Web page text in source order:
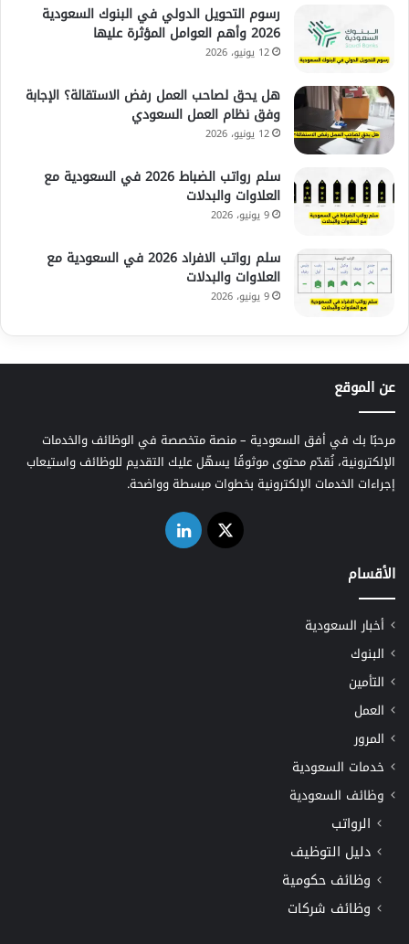
رسوم التحويل الدولي في البنوك السعودية
2026 وأهم العوامل المؤثرة عليها
12 يونيو، 2026
هل يحق لصاحب العمل رفض الاستقالة؟ الإجابة
وفق نظام العمل السعودي
12 يونيو، 2026
سلم رواتب الضباط 2026 في السعودية مع
العلاوات والبدلات
9 يونيو، 2026
سلم رواتب الافراد 2026 في السعودية مع
العلاوات والبدلات
9 يونيو، 2026
عن الموقع
مرحبًا بك في أفق السعودية – منصة متخصصة في الوظائف والخدمات
الإلكترونية، نُقدّم محتوى موثوقًا يسهّل عليك التقديم للوظائف واستيعاب
إجراءات الخدمات الإلكترونية بخطوات مبسطة وواضحة.
‫X لينكدإن
الأقسام
أخبار السعودية
البنوك
التأمين
العمل
المرور
خدمات السعودية
وظائف السعودية
الرواتب
دليل التوظيف
وظائف حكومية
وظائف شركات